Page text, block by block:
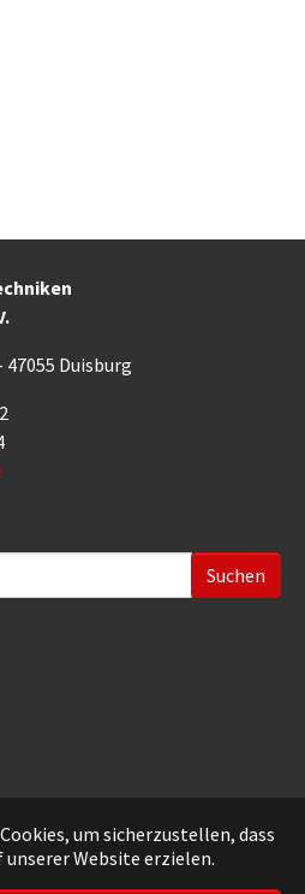
um sicherzustellen, dass
unserer Website erzielen.
Duisburg